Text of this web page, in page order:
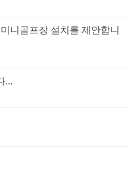
니골프장 설치를 제안합니
...